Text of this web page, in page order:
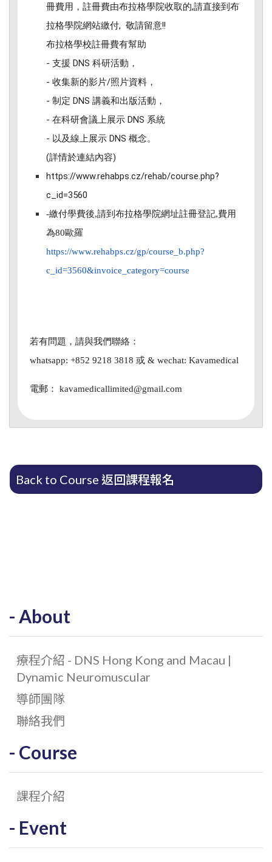
冊費用，註冊費由布拉格學院收取的,請直接到布
拉格學院網站繳付, 敬請留意!!
布拉格學校註冊費有幫助
- 支援 DNS 科研活動，
- 收集新的影片/照片資料，
- 制定 DNS 講義和出版活動，
- 在科研會議上展示 DNS 系統
- 以及線上展示 DNS 概念。
(詳情於連結內容)
https://www.rehabps.cz/rehab/course.php?
c_id=3560
-繳付學費後,請到布拉格學院網址註冊登記,費用
為80歐羅
https://www.rehabps.cz/gp/course_b.php?
c_id=3560&invoice_category=course
若有問題，請與我們聯絡：
whatsapp: +852 9218 3818 或 & wechat: Kavamedical
電郵： kavamedicallimited@gmail.com
Back to Course 返回課程報名
About
療程介紹 - DNS Hong Kong and Macau |
Dynamic Neuromuscular
導師團隊
聯絡我們
Course
課程介紹
Event